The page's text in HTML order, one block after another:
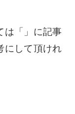
は「」に記事
にして頂けれ